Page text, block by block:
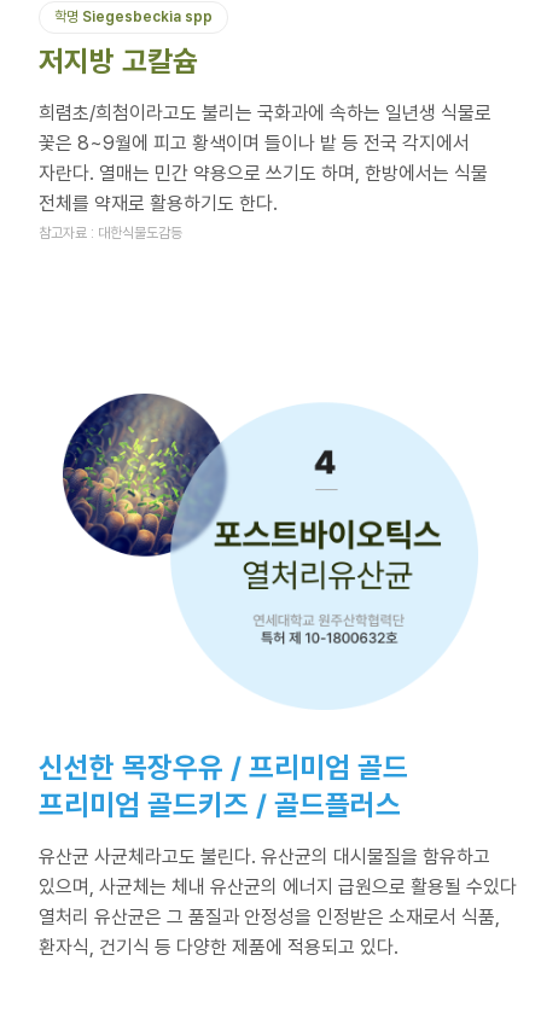
학명 Siegesbeckia spp
저지방 고칼슘
희렴초/희첨이라고도 불리는 국화과에 속하는 일년생 식물로
꽃은 8~9월에 피고 황색이며 들이나 밭 등 전국 각지에서
자란다. 열매는 민간 약용으로 쓰기도 하며, 한방에서는 식물
전체를 약재로 활용하기도 한다.
참고자료 : 대한식물도감등
신선한 목장우유 / 프리미엄 골드
프리미엄 골드키즈 / 골드플러스
유산균 사균체라고도 불린다. 유산균의 대시물질을 함유하고
있으며, 사균체는 체내 유산균의 에너지 급원으로 활용될 수있다
열처리 유산균은 그 품질과 안정성을 인정받은 소재로서 식품,
환자식, 건기식 등 다양한 제품에 적용되고 있다.